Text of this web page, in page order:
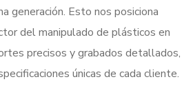
generación. Esto nos posiciona
del manipulado de plásticos en
precisos y grabados detallados,
únicas de cada cliente.